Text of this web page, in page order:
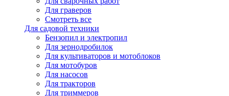
Для граверов
Смотреть все
Для садовой техники
Бензопил и электропил
Для зернодробилок
Для культиваторов и мотоблоков
Для мотобуров
Для насосов
Для тракторов
Для триммеров